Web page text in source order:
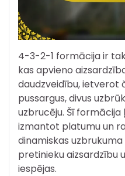
4-3-2-1 formācija ir
kas apvieno
daudzveidību, ietverot
pussargus, divus
uzbrucēju. Šī
izmantot platumu un
dinamiskas
pretinieku aizsardzību
iespējas.